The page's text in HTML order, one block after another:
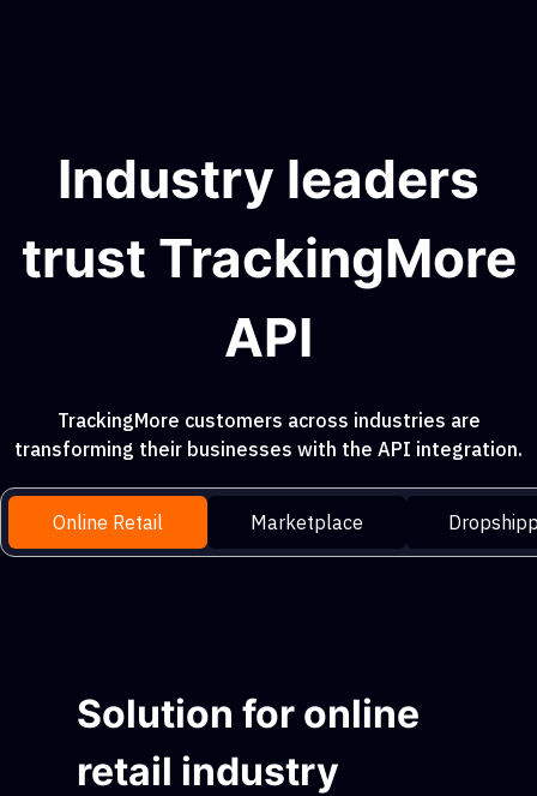
Industry leaders
trust TrackingMore
API
TrackingMore customers across industries are
transforming their businesses with the API integration.
Online Retail Marketplace
Solution for online
retail industry